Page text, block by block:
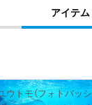
アイテム